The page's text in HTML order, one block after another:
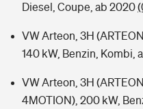
Diesel, Coupe, ab 2020
VW Arteon, 3H
140 kW, Benzin, Kombi,
VW Arteon, 3H
4MOTION), 200 kW,